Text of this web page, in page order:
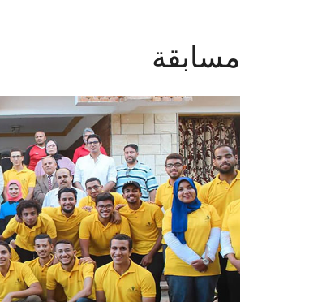
مسابقة